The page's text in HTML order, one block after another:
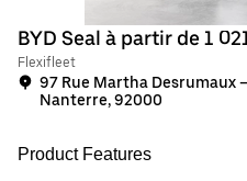
BYD Seal à partir de 1
Flexifleet
97 Rue Martha Desrumaux
Nanterre, 92000
Product Features